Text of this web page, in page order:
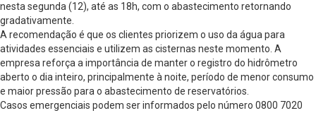
nesta segunda (12), até as 18h, com o abastecimento retornando
gradativamente.
A recomendação é que os clientes priorizem o uso da água para
atividades essenciais e utilizem as cisternas neste momento. A
empresa reforça a importância de manter o registro do hidrômetro
aberto o dia inteiro, principalmente à noite, período de menor consumo
e maior pressão para o abastecimento de reservatórios.
Casos emergenciais podem ser informados pelo número 0800 7020